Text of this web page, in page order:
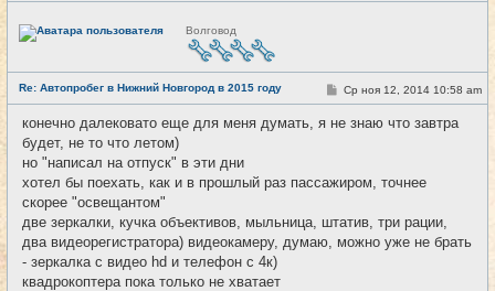
Н
е
е
т
и
Волговод
Re: Автопробег в Нижний Новгород в 2015 году #12
С
о
б
и
Ср ноя 12, 2014 10:58 am
конечно далековато еще для меня думать, я не знаю что завтра
будет, не то что летом)
но "написал на отпуск" в эти дни
хотел бы поехать, как и в прошлый раз пассажиром, точнее
скорее "освещантом"
две зеркалки, кучка объективов, мыльница, штатив, три рации,
два видеорегистратора) видеокамеру, думаю, можно уже не брать
- зеркалка с видео hd и телефон с 4к)
квадрокоптера пока только не хватает